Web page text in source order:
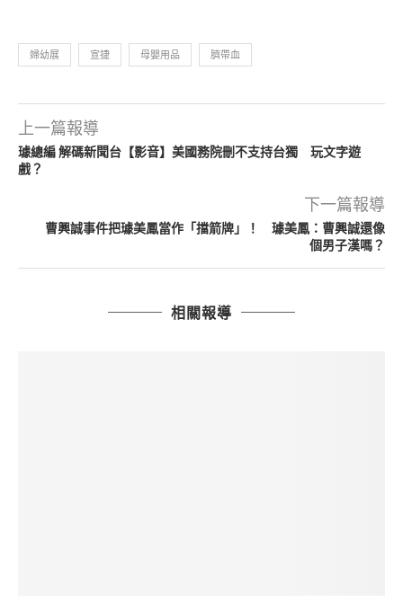
婦幼展 宣捷 母嬰用品 臍帶血
上一篇報導
璩總編 解碼新聞台【影音】美國務院刪不支持台獨 玩文字遊
戲？
下一篇報導
曹興誠事件把璩美鳳當作「擋箭牌」！ 璩美鳳：曹興誠還像
個男子漢嗎？
相關報導